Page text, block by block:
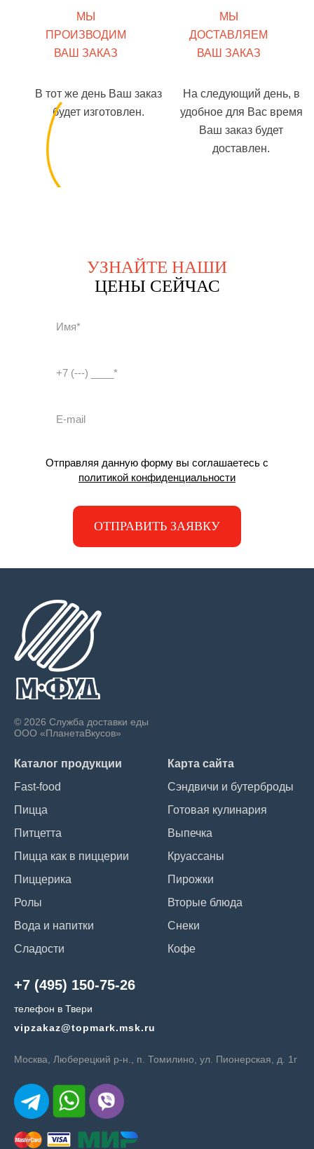
МЫ
ПРОИЗВОДИМ
ВАШ ЗАКАЗ
В тот же день Ваш заказ
будет изготовлен.
МЫ
ДОСТАВЛЯЕМ
ВАШ ЗАКАЗ
На следующий день, в
удобное для Вас время
Ваш заказ будет
доставлен.
УЗНАЙТЕ НАШИ
ЦЕНЫ СЕЙЧАС
Отправляя данную форму вы соглашаетесь с
политикой конфиденциальности
ОТПРАВИТЬ ЗАЯВКУ
© 2026 Служба доставки еды
ООО «ПланетаВкусов»
Каталог продукции
Fast-food
Пицца
Питцетта
Пицца как в пиццерии
Пиццерика
Ролы
Вода и напитки
Сладости
Карта сайта
Сэндвичи и бутерброды
Готовая кулинария
Выпечка
Круассаны
Пирожки
Вторые блюда
Снеки
Кофе
+7 (495) 150-75-26
телефон в Твери
vipzakaz@topmark.msk.ru
Москва, Люберецкий р-н., п. Томилино, ул. Пионерская, д. 1г